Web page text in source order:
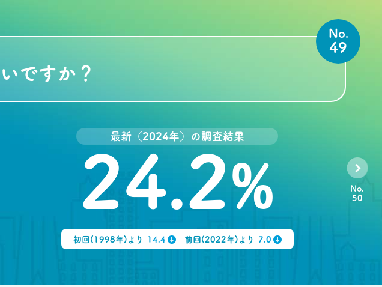
ですか？
No.
49
最新（2024年）の調査結果
24.2%
初回(1998年)より
14.4
↓
前回(2022年)より
7.0
↓
No.
50